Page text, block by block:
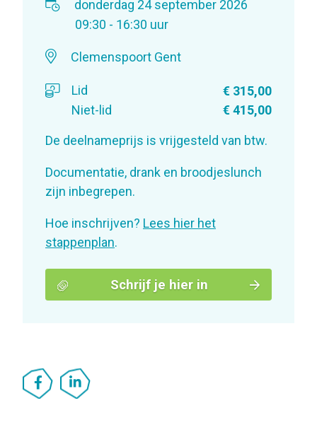
donderdag 24 september 2026
09:30 - 16:30 uur
Clemenspoort Gent
Lid
€ 315,00
Niet-lid
€ 415,00
De deelnameprijs is vrijgesteld van btw.
Documentatie, drank en broodjeslunch
zijn inbegrepen.
Hoe inschrijven? Lees hier het
stappenplan.
Schrijf je hier in